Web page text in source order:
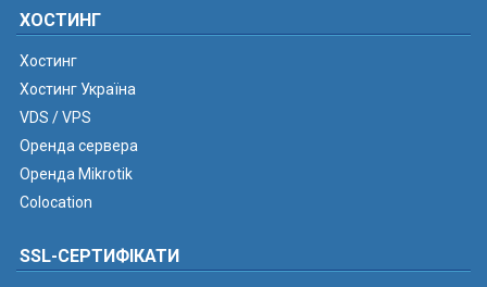
ХОСТИНГ
Хостинг
Хостинг Україна
VDS / VPS
Оренда сервера
Оренда Mikrotik
Colocation
SSL-СЕРТИФІКАТИ